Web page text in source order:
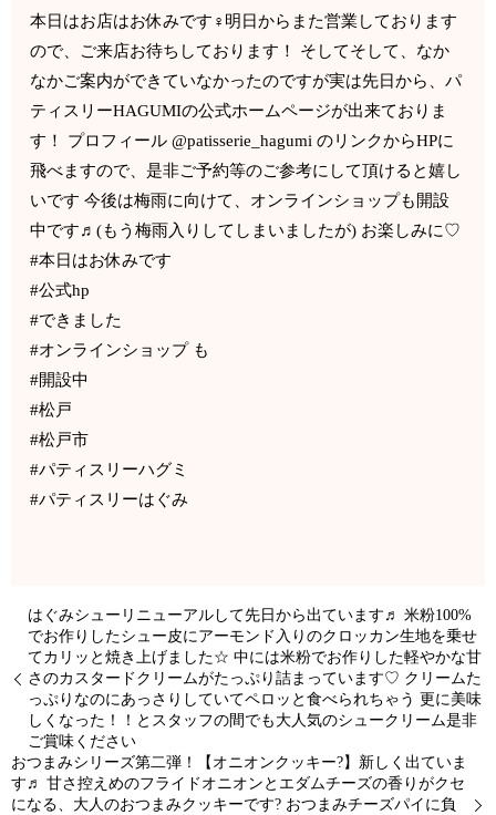
本日はお店はお休みです‍♀️明日からまた営業しております
ので、ご来店お待ちしております！ そしてそして、なか
なかご案内ができていなかったのですが実は先日から、パ
ティスリーHAGUMIの公式ホームページが出来ておりま
す！ プロフィール @patisserie_hagumi のリンクからHPに
飛べますので、是非ご予約等のご参考にして頂けると嬉し
いです️ 今後は梅雨に向けて、オンラインショップも開設
中です♬(もう梅雨入りしてしまいましたが) お楽しみに♡
#本日はお休みです
#公式hp
#できました
#オンラインショップ も
#開設中
#松戸
#松戸市
#パティスリーハグミ
#パティスリーはぐみ
はぐみシューリニューアルして先日から出ています♬ 米粉100%
でお作りしたシュー皮にアーモンド入りのクロッカン生地を乗せ
てカリッと焼き上げました☆ 中には米粉でお作りした軽やかな甘
さのカスタードクリームがたっぷり詰まっています♡ クリームた
っぷりなのにあっさりしていてペロッと食べられちゃう 更に美味
しくなった！！とスタッフの間でも大人気のシュークリーム是非
ご賞味ください
おつまみシリーズ第二弾！【オニオンクッキー?】新しく出ていま
す♬ 甘さ控えめのフライドオニオンとエダムチーズの香りがクセ
になる、大人のおつまみクッキーです? おつまみチーズパイに負